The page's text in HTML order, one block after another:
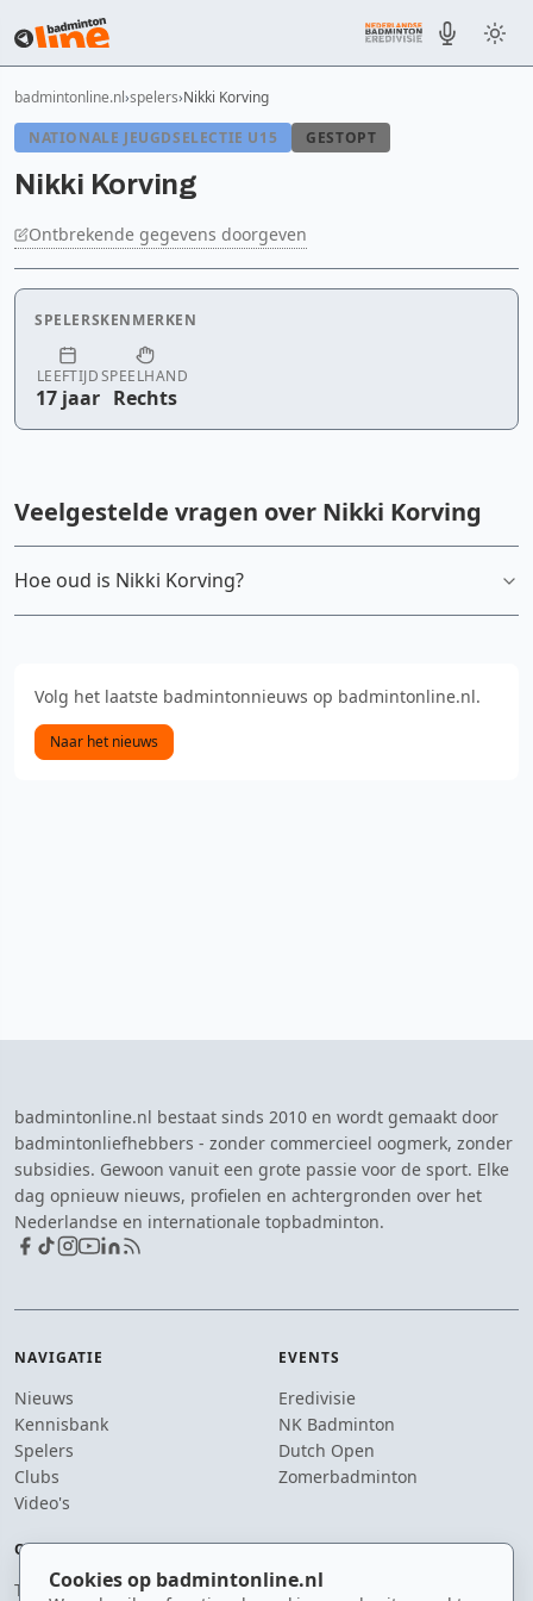
Cookies op badmintonline.nl
badmintonline.nl spelers Nikki Korving
NATIONALE JEUGDSELECTIE U15
GESTOPT
Nikki Korving
Ontbrekende gegevens doorgeven
SPELERSKENMERKEN
LEEFTIJD
17 jaar
SPEELHAND
Rechts
Veelgestelde vragen over Nikki Korving
Hoe oud is Nikki Korving?
Volg het laatste badmintonnieuws op badmintonline.nl.
Naar het nieuws
badmintonline.nl bestaat sinds 2010 en wordt gemaakt door
badmintonliefhebbers - zonder commercieel oogmerk, zonder
subsidies. Gewoon vanuit een grote passie voor de sport. Elke
dag opnieuw nieuws, profielen en achtergronden over het
Nederlandse en internationale topbadminton.
NAVIGATIE
Nieuws
Kennisbank
Spelers
Clubs
Video's
EVENTS
Eredivisie
NK Badminton
Dutch Open
Zomerbadminton
OVER ONS
Team
BLIJF OP DE HOOGTE
Je ontvangt enkele keren per